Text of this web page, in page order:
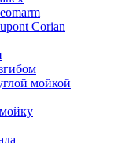
Corian
мойкой